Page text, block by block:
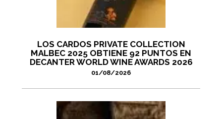
LOS CARDOS PRIVATE COLLECTION
MALBEC 2025 OBTIENE 92 PUNTOS EN
DECANTER WORLD WINE AWARDS 2026
01/08/2026